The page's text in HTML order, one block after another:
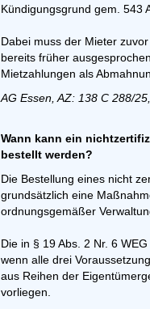
Kündigungsgrund gem. 543
Dabei muss der Mieter
bereits früher
Mietzahlungen als
AG Essen, AZ: 138 C 288/
Wann kann ein
bestellt werden?
Die Bestellung eines nicht
grundsätzlich eine
ordnungsgemäßer
Die in § 19 Abs. 2 Nr. 6
wenn alle drei
aus Reihen der
vorliegen.